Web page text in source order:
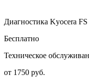
Диагностика Kyocera
Бесплатно
Техническое
от 1750 руб.